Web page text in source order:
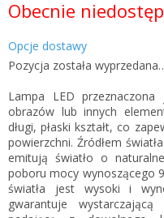
jednostkowa:
Obecnie
Opcje dostawy
Pozycja została
Lampa LED
obrazów lub innych
długi, płaski kształt, co
powierzchni. Źródłem
emitują światło o
poboru mocy wynoszącego
światła jest wysoki i
gwarantuje